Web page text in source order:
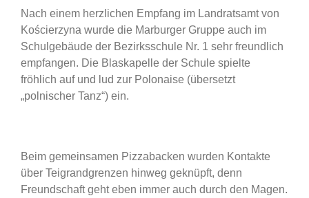
Nach einem herzlichen Empfang im Landratsamt von
Kościerzyna wurde die Marburger Gruppe auch im
Schulgebäude der Bezirksschule Nr. 1 sehr freundlich
empfangen. Die Blaskapelle der Schule spielte
fröhlich auf und lud zur Polonaise (übersetzt
„polnischer Tanz“) ein.
Beim gemeinsamen Pizzabacken wurden Kontakte
über Teigrandgrenzen hinweg geknüpft, denn
Freundschaft geht eben immer auch durch den Magen.